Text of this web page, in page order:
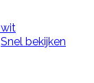
Snel bekijken